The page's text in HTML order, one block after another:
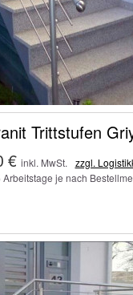
Trittstufen
€ inkl. MwSt.
zzgl.
Arbeitstage je nach